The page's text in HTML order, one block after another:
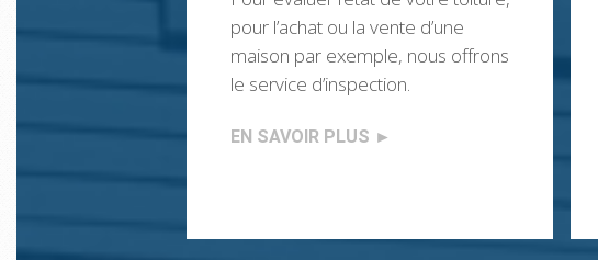
pour l’achat ou la vente d’une
maison par exemple, nous offrons
le service d’inspection.
EN SAVOIR PLUS ►